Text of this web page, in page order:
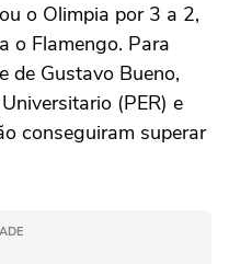
o Olimpia por 3 a 2,
o Flamengo. Para
de Gustavo Bueno,
(PER) e
conseguiram superar